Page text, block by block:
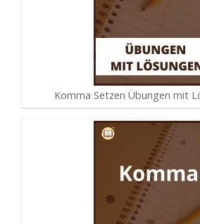
Komma Setzen Übungen mit